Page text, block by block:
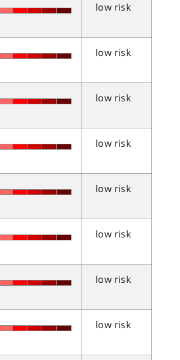
low risk
low risk
low risk
low risk
low risk
low risk
low risk
low risk